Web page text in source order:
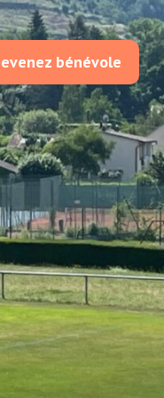
Saint Joseph
bénévole